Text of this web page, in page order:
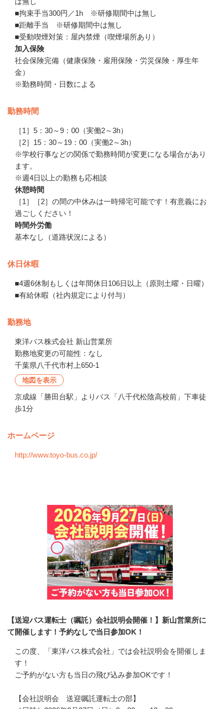
■拘束手当300円／1h　※研修期間中は無し
■距離手当　※研修期間中は無し
■受動喫煙対策：屋内禁煙（喫煙場所あり）
加入保険
社会保険完備（健康保険・雇用保険・労災保険・厚生年
金）
※勤務時間・日数による
勤務時間
［1］5：30～9：00（実働2～3h）
［2］15：30～19：00（実働2～3h）
※学校行事などの関係で勤務時間が変更になる場合があり
ます。
※週4日以上の勤務も応相談
休憩時間
［1］［2］の間の中休みは一時帰宅可能です！有意義にお
過ごしください！
時間外労働
基本なし（道路状況による）
休日休暇
■4週6休制もしくは年間休日106日以上（原則土曜・日曜）
■有給休暇（社内規定により付与）
勤務地
東洋バス株式会社 新山営業所
勤務地変更の可能性：なし
千葉県八千代市村上650-1
地図を表示
京成線「勝田台駅」よりバス「八千代松陰高校前」下車徒
歩1分
ホームページ
http://www.toyo-bus.co.jp/
【送迎バス運転士（嘱託）会社説明会開催！】新山営業所に
て開催します！予約なしで当日参加OK！
この度、「東洋バス株式会社」では会社説明会を開催しま
す！
ご予約がない方も当日の飛び込み参加OKです！
【会社説明会　送迎嘱託運転士の部】